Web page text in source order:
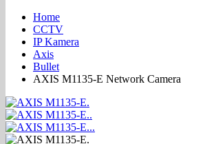
Home
CCTV
IP Kamera
Axis
Bullet
AXIS M1135-E Network Camera